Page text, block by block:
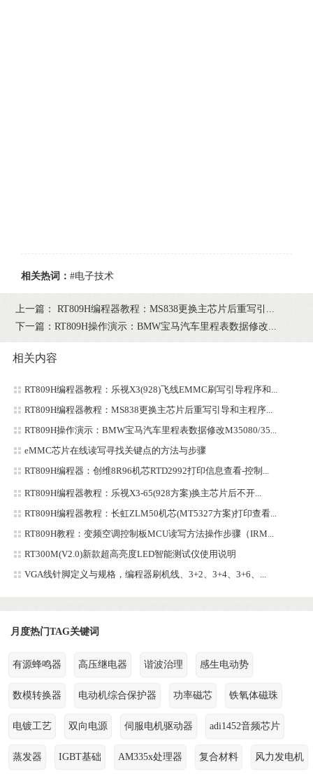
相关热词： #电子技术
上一篇：
RT809H编程器教程：MS838更换主芯片后重写引...
下一篇：RT809H操作演示：BMW宝马汽车里程表数据修改...
相关内容
RT809H编程器教程：乐视X3(928)飞线EMMC刷写引导程序和...
RT809H编程器教程：MS838更换主芯片后重写引导和主程序...
RT809H操作演示：BMW宝马汽车里程表数据修改M35080/35...
eMMC芯片在线读写寻找关键点的方法与步骤
RT809H编程器：创维8R96机芯RTD2992打印信息查看-控制...
RT809H编程器教程：乐视X3-65(928方案)换主芯片后不开...
RT809H编程器教程：长虹ZLM50机芯(MT5327方案)打印查看...
RT809H教程：变频空调控制板MCU读写方法操作步骤（IRM...
RT300M(V2.0)新款超高亮度LED智能测试仪使用说明
VGA线针脚定义与规格，编程器刷机线、3+2、3+4、3+6、...
月度热门TAG关键词
有源蜂鸣器 高压继电器 谐波治理 感生电动势
数模转换器 电动机综合保护器 功率磁芯 铁氧体磁珠
电镀工艺 双向电源 伺服电机驱动器 adi1452音频芯片
蒸发器 IGBT基础 AM335x处理器 复合材料 风力发电机